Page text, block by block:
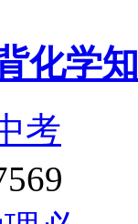
化学
考